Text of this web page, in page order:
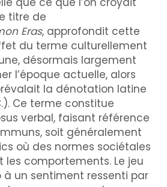
titre de
Eras, approfondit cette
du terme culturellement
désormais largement
l’époque actuelle, alors
la dénotation latine
Ce terme constitue
verbal, faisant référence
soit généralement
où des normes sociétales
les comportements. Le jeu
un sentiment ressenti par